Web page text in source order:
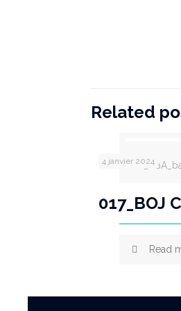
Related
4 janvier 2024
017_BOJ
Read